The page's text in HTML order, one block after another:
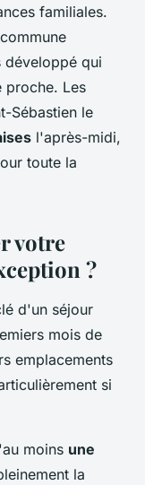
familiales.
développé qui
proche. Les
Sébastien le
l'après-midi,
toute la
votre
?
d'un séjour
mois de
emplacements
si
moins une
la